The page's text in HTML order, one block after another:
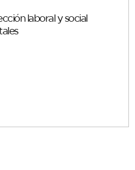
laboral y social